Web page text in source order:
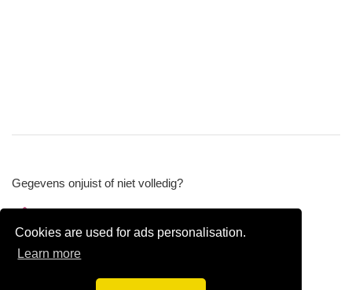
Cookies are used for ads personalisation.
Learn more
Gegevens onjuist of niet volledig?